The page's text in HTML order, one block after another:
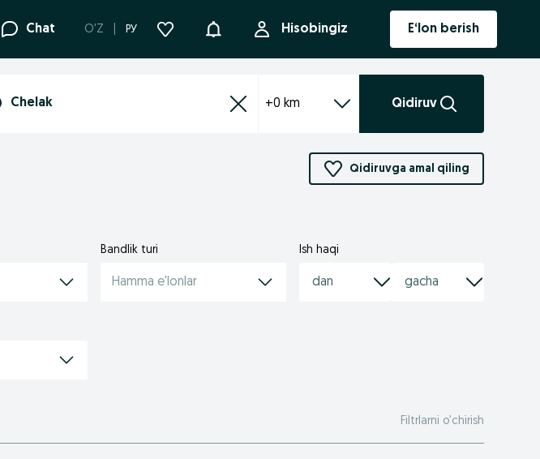
Chat O'Z РУ Bildirishnoma Hisobingiz E‘lon berish
+0 km Qidiruv
Qidiruvga amal qiling
Bandlik turi
Hamma e'lonlar
Ish haqi
Filtrlarni o’chirish